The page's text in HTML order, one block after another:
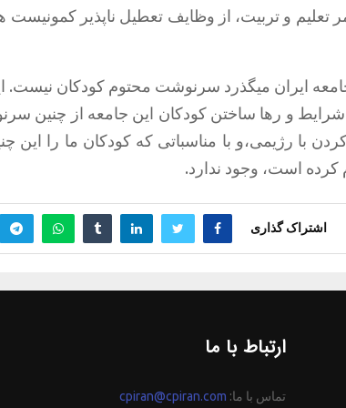
تعلیم و تربیت، از وظایف تعطیل ناپذیر کمونیست
ایران میگذرد سرنوشت محتوم کودکان نیست.
شرایط و رها ساختن کودکان این جامعه از
با رژیمی،و با مناسباتی که کودکان ما را این
است، وجود ندارد.
اشتراک گذاری
ارتباط با ما
تماس با ما: cpiran@cpiran.com